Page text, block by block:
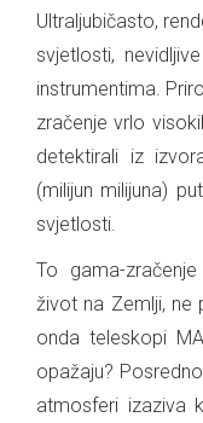
Ultraljubičasto,
svjetlosti,
instrumentima.
zračenje vrlo
detektirali iz
(milijun milijuna)
svjetlosti.
To gama-
život na Zemlji, ne
onda teleskopi
opažaju?
atmosferi izaziva